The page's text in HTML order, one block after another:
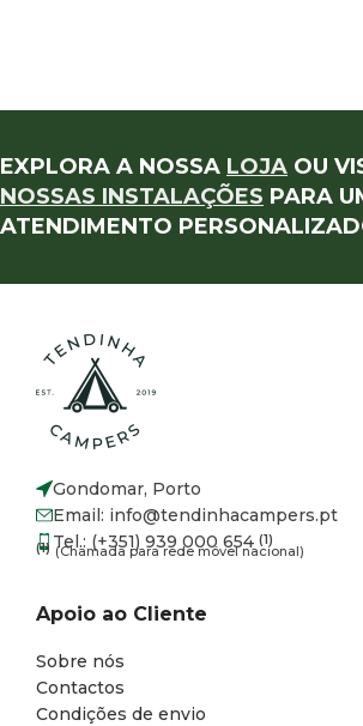
EXPLORA A NOSSA LOJA OU
NOSSAS INSTALAÇÕES PARA
ATENDIMENTO
Gondomar, Porto
Email: info@tendinhacampers.pt
Tel.: (+351) 939 000 654 (1)
(1) (Chamada para rede móvel nacional)
Apoio ao Cliente
Sobre nós
Contactos
Condições de envio